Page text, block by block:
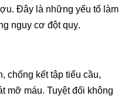
Đây là những yếu tố làm
nguy cơ đột quỵ.
chống kết tập tiểu cầu,
mỡ máu. Tuyệt đối không